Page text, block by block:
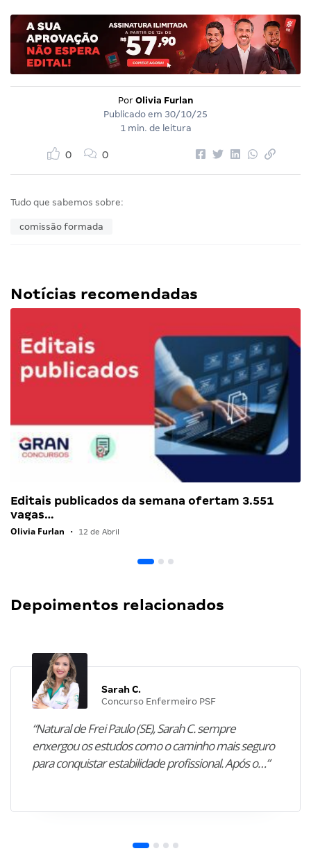
Por Olivia Furlan
Publicado em 30/10/25
1 min. de leitura
0 0
Tudo que sabemos sobre:
comissão formada
Notícias recomendadas
Editais publicados da semana ofertam 3.551
vagas…
Olivia Furlan • 12 de Abril
Depoimentos relacionados
Sarah C.
Concurso Enfermeiro PSF
“Natural de Frei Paulo (SE), Sarah C. sempre
enxergou os estudos como o caminho mais seguro
para conquistar estabilidade profissional. Após o…”